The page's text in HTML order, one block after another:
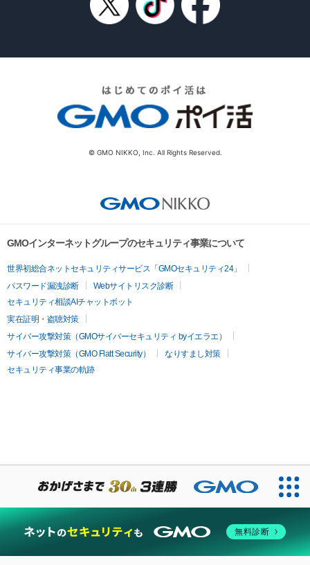
© GMO NIKKO, Inc. All Rights Reserved.
GMOインターネットグループのセキュリティ事業について
世界初総合ネットセキュリティサービス「GMOセキュリティ24」
パスワード漏洩診断
Webサイトリスク診断
セキュリティ相談AIチャットボット
実在証明・盗聴対策
サイバー攻撃対策（GMOサイバーセキュリティ byイエラエ）
サイバー攻撃対策（GMO Flatt Security）
なりすまし対策
セキュリティ事業の軌跡
無料診断